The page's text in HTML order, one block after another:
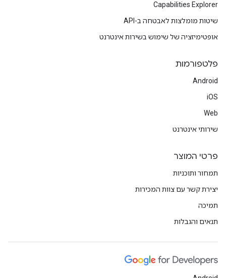
Capabilities Explorer
שיטות מומלצות לאבטחה ב-API
אופטימיזציה של שימוש בשירות אינטרנט
פלטפורמות
Android
iOS
Web
שירותי אינטרנט
פרטי המוצר
תמחור ותוכניות
יצירת קשר עם צוות המכירות
תמיכה
תנאים והגבלות